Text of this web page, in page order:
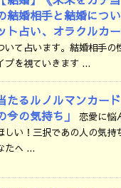
結婚相手と結婚につ
ト占い、オラクルカ
いて占います。結婚相手の
プを視ていきます ...
たるルノルマンカー
今の気持ち」
恋愛に悩
しい！三択であの人の気持
たへ ...